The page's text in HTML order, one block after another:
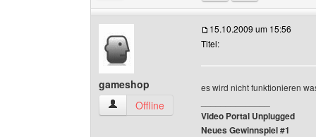
gameshop
gameshop Benutzer-Profile anzeigen
Offline
15.10.2009 um 15:56
Titel:
es wird nicht funktionieren
Video Portal Unplugged
Neues Gewinnspiel #1